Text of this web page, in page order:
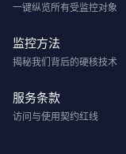
一键纵览所有受监控对象
监控方法
揭秘我们背后的硬核技术
服务条款
访问与使用契约红线